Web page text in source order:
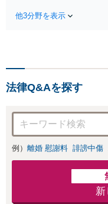
他3分野を表示
法律Q&Aを探す
例） 離婚 慰謝料 誹謗中傷
新